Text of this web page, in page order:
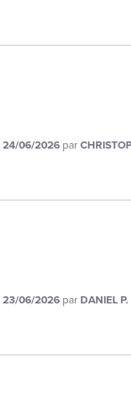
24/06/2026 par
23/06/2026 parDANIEL P.